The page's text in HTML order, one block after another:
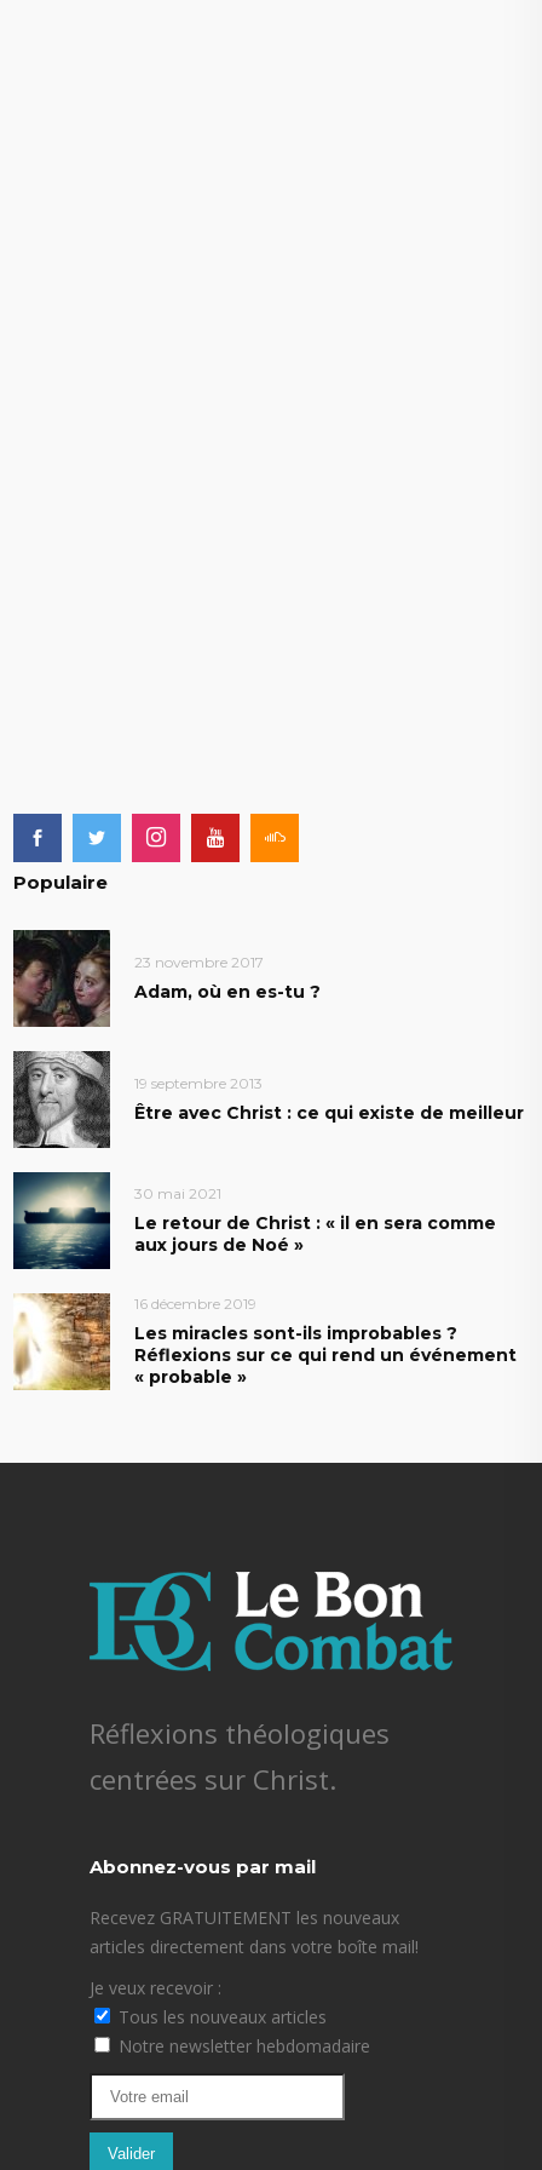
Populaire
23 novembre 2017
Adam, où en es-tu ?
19 septembre 2013
Être avec Christ : ce qui existe de meilleur
30 mai 2021
Le retour de Christ : « il en sera comme
aux jours de Noé »
16 décembre 2019
Les miracles sont-ils improbables ?
Réflexions sur ce qui rend un événement
« probable »
Réflexions théologiques
centrées sur Christ.
Abonnez-vous par mail
Recevez GRATUITEMENT les nouveaux
articles directement dans votre boîte mail!
Je veux recevoir :
Tous les nouveaux articles
Notre newsletter hebdomadaire